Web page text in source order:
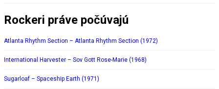
Rockeri práve počúvajú
Atlanta Rhythm Section – Atlanta Rhythm Section (1972)
International Harvester – Sov Gott Rose-Marie (1968)
Sugarloaf – Spaceship Earth (1971)